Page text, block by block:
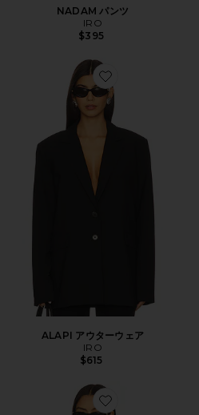
NADAM パンツ
IRO
$395
Favorite ALAPI アウ
ALAPI アウターウェア
IRO
$615
Favorite SAPHIRA セ